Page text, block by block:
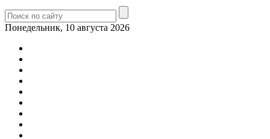
Понедельник, 10 августа 2026